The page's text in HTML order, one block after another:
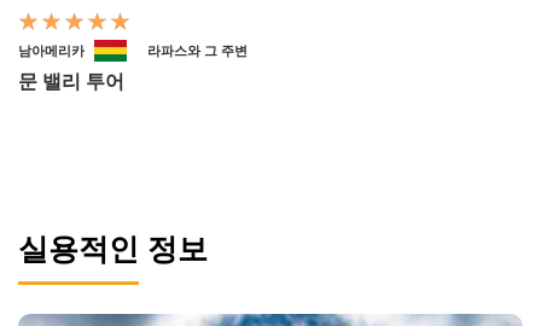
남아메리카 라파스와 그 주변
문 밸리 투어
실용적인 정보